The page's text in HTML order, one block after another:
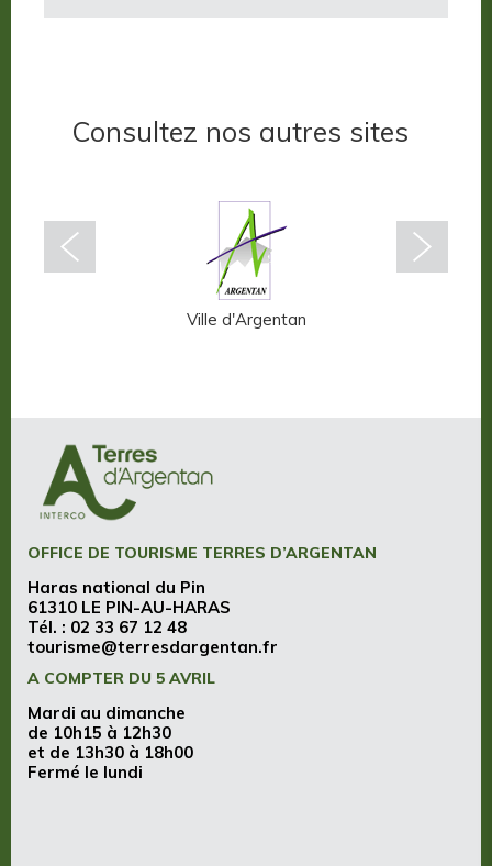
Consultez nos autres sites
Ville d'Argentan
OFFICE DE TOURISME TERRES D’ARGENTAN
Haras national du Pin
61310 LE PIN-AU-HARAS
Tél. : 02 33 67 12 48
tourisme@terresdargentan.fr
A COMPTER DU 5 AVRIL
Mardi au dimanche
de 10h15 à 12h30
et de 13h30 à 18h00
Fermé le lundi